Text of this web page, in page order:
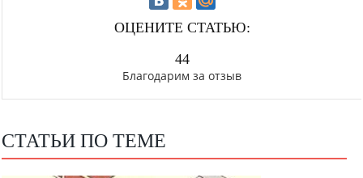
ОЦЕНИТЕ СТАТЬЮ:
44
Благодарим за отзыв
СТАТЬИ ПО ТЕМЕ